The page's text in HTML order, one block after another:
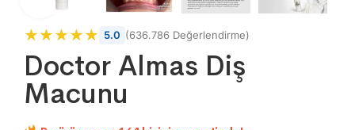
★★★★★
★★★★★ 5.0 (636.786 Değerlendirme)
Doctor Almas Diş
Macunu